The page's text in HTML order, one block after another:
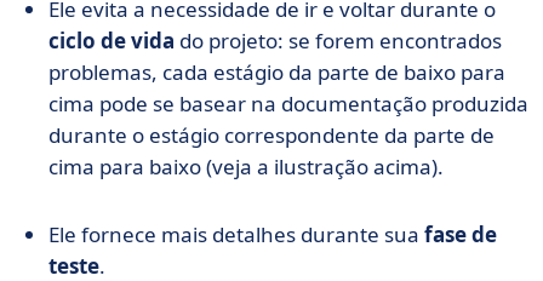
Ele evita a necessidade de ir e voltar durante o
ciclo de vida do projeto: se forem encontrados
problemas, cada estágio da parte de baixo para
cima pode se basear na documentação produzida
durante o estágio correspondente da parte de
cima para baixo (veja a ilustração acima).
Ele fornece mais detalhes durante sua fase de
teste.